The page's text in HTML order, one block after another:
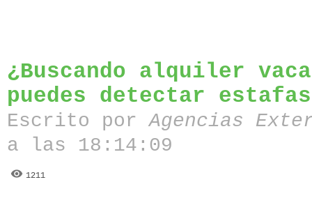
¿Buscando alquiler
puedes detectar
Escrito porAgencias
a las 18:14:09
1211